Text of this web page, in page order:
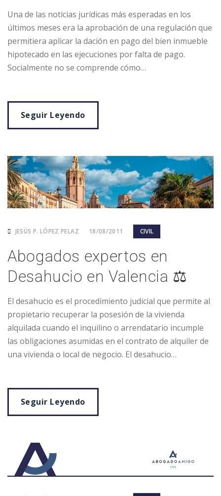
Una de las noticias jurídicas más esperadas en los
últimos meses era la aprobación de una regulación que
permitiera aplicar la dación en pago del bien inmueble
hipotecado en las ejecuciones por falta de pago.
Socialmente no se comprende cómo…
Seguir Leyendo
JESÚS P. LÓPEZ PELAZ 18/08/2011 CIVIL
Abogados expertos en
Desahucio en Valencia ⚖️
El desahucio es el procedimiento judicial que permite al
propietario recuperar la posesión de la vivienda
alquilada cuando el inquilino o arrendatario incumple
las obligaciones asumidas en el contrato de alquiler de
una vivienda o local de negocio. El desahucio…
Seguir Leyendo